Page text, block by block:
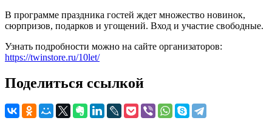
В программе праздника гостей ждет множество новинок,
сюрпризов, подарков и угощений. Вход и участие свободные.
Узнать подробности можно на сайте организаторов:
https://twinstore.ru/10let/
Поделиться ссылкой